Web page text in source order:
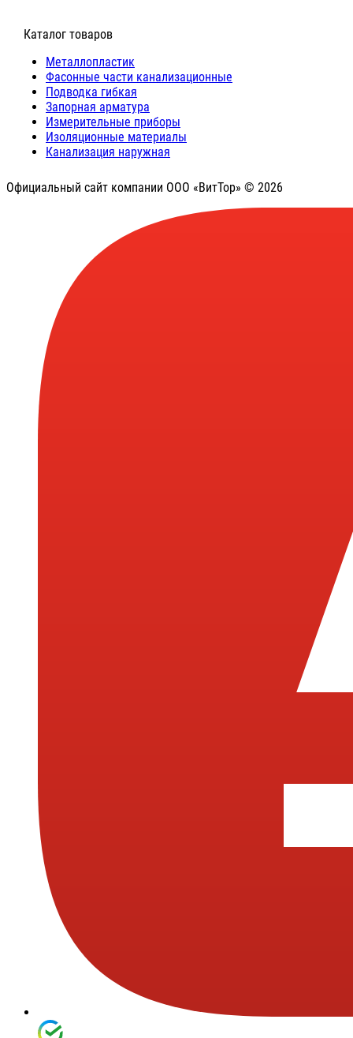
⠀Каталог товаров
Металлопластик
Фасонные части канализационные
Подводка гибкая
Запорная арматура
Измерительные приборы
Изоляционные материалы
Канализация наружная
Официальный сайт компании ООО «ВитТор» © 2026